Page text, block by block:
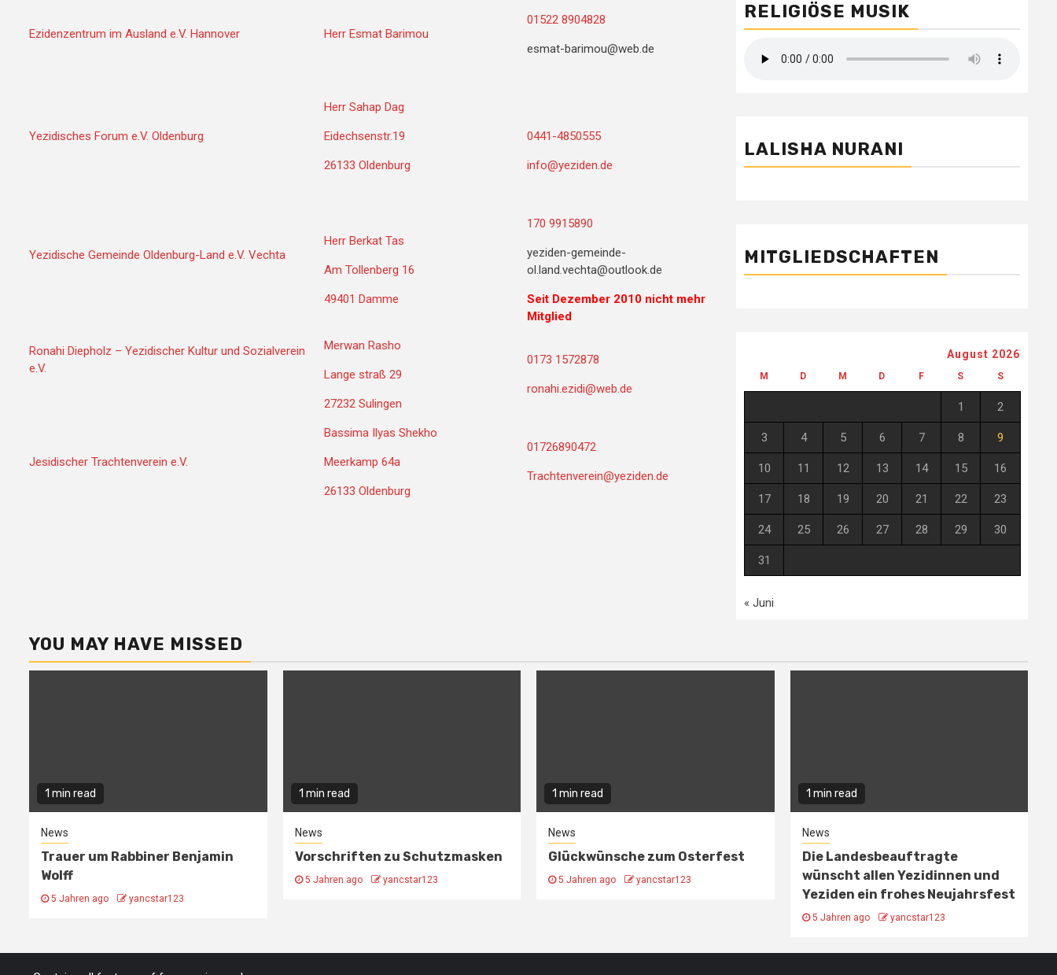
Ezidenzentrum im Ausland e.V. Hannover Herr Esmat Barimou
01522 8904828
esmat-barimou@web.de
Yezidisches Forum e.V. Oldenburg
Herr Sahap Dag
Eidechsenstr.19
26133 Oldenburg
0441-4850555
info@yeziden.de
Yezidische Gemeinde Oldenburg-Land e.V. Vechta
Herr Berkat Tas
Am Tollenberg 16
49401 Damme
170 9915890
yeziden-gemeinde-
ol.land.vechta@outlook.de
Seit Dezember 2010 nicht mehr
Mitglied
Ronahi Diepholz – Yezidischer Kultur und Sozialverein
e.V.
Merwan Rasho
Lange straß 29
27232 Sulingen
0173 1572878
ronahi.ezidi@web.de
Jesidischer Trachtenverein e.V.
Bassima Ilyas Shekho
Meerkamp 64a
26133 Oldenburg
01726890472
Trachtenverein@yeziden.de
RELIGIÖSE MUSIK
LALISHA NURANI
MITGLIEDSCHAFTEN
August 2026
M D M D F S S
1 2
3 4 5 6 7 8 9
10 11 12 13 14 15 16
17 18 19 20 21 22 23
24 25 26 27 28 29 30
31
« Juni
YOU MAY HAVE MISSED
1 min read
News
Trauer um Rabbiner Benjamin
Wolff
5 Jahren ago yancstar123
1 min read
News
Vorschriften zu Schutzmasken
5 Jahren ago yancstar123
1 min read
News
Glückwünsche zum Osterfest
5 Jahren ago yancstar123
1 min read
News
Die Landesbeauftragte
wünscht allen Yezidinnen und
Yeziden ein frohes Neujahrsfest
5 Jahren ago yancstar123